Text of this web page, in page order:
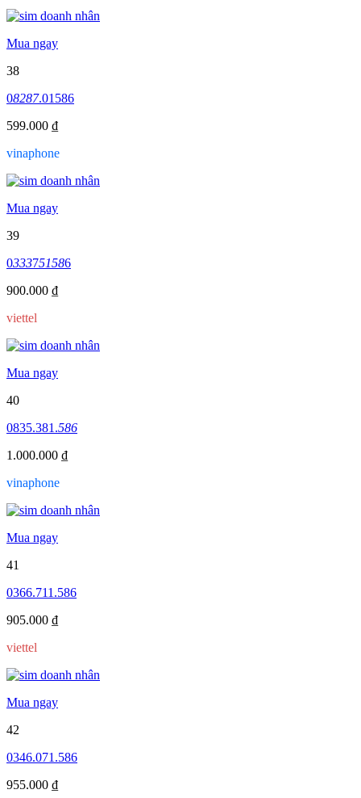
Mua ngay
38
08287.01586
599.000 ₫
vinaphone
Mua ngay
39
0333751586
900.000 ₫
viettel
Mua ngay
40
0835.381.586
1.000.000 ₫
vinaphone
Mua ngay
41
0366.711.586
905.000 ₫
viettel
Mua ngay
42
0346.071.586
955.000 ₫